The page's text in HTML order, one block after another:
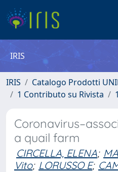
IRIS
IRIS
Catalogo Prodotti
1 Contributo su Rivista
a quail farm
CIRCELLA, ELENA;
Vito; LORUSSO E;